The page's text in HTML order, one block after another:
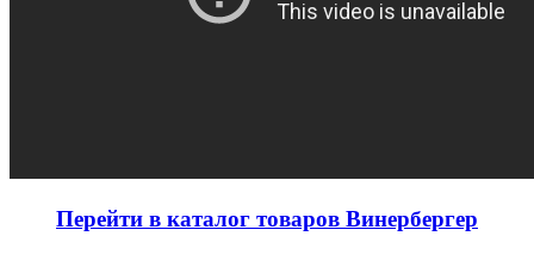
Перейти в каталог товаров Винербергер